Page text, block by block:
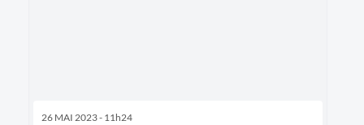
26 MAI 2023 - 11h24